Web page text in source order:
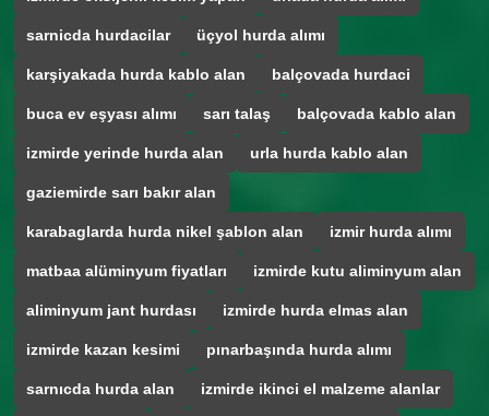
sarnicda hurdacilar üçyol hurda alımı
karşiyakada hurda kablo alan balçovada hurdaci
buca ev eşyası alımı sarı talaş balçovada kablo alan
izmirde yerinde hurda alan urla hurda kablo alan
gaziemirde sarı bakır alan
karabaglarda hurda nikel şablon alan izmir hurda alımı
matbaa alüminyum fiyatları izmirde kutu aliminyum alan
aliminyum jant hurdası izmirde hurda elmas alan
izmirde kazan kesimi pınarbaşında hurda alımı
sarnıcda hurda alan izmirde ikinci el malzeme alanlar